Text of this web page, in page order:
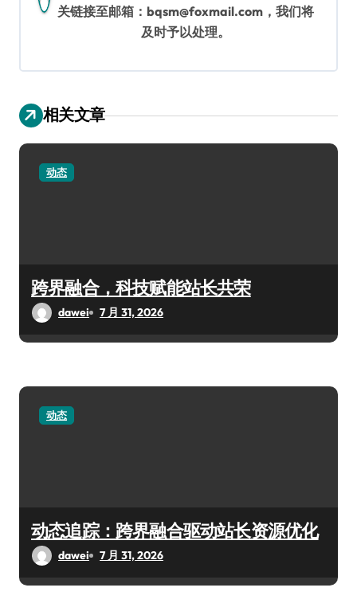
关链接至邮箱：bqsm@foxmail.com，我们将
及时予以处理。
相关文章
动态
跨界融合，科技赋能站长共荣
dawei 7 月 31, 2026
动态
动态追踪：跨界融合驱动站长资源优化
dawei 7 月 31, 2026